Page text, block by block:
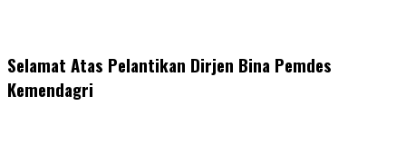
Selamat Atas Pelantikan Dirjen Bina Pemdes
Kemendagri